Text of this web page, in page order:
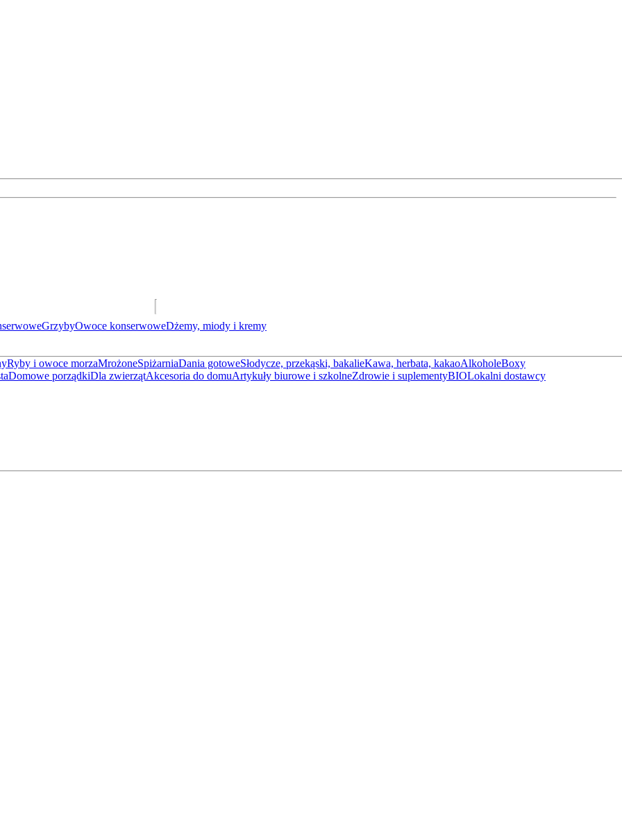
Ryby i owoce morzaMrożoneSpiżarniaDania gotoweSłodycze, przekąski, bakalieKawa, herbata, kakaoAlkoholeBoxy
Domowe porządkiDla zwierzątAkcesoria do domuArtykuły biurowe i szkolneZdrowie i suplementyBIOLokalni dostawcy
GrzybyOwoce konserwoweDżemy, miody i kremy